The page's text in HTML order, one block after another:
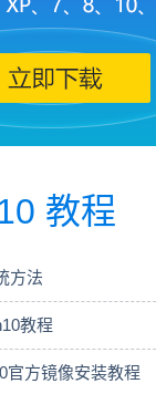
教程
方法
教程
官方镜像安装教程